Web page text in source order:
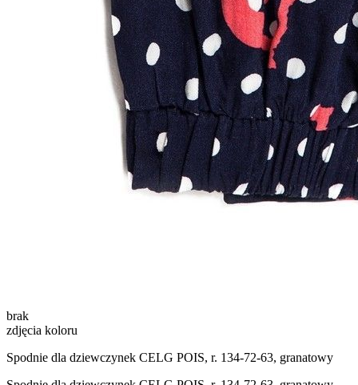
brak
zdjęcia koloru
Spodnie dla dziewczynek CELG POIS, r. 134-72-63, granatowy